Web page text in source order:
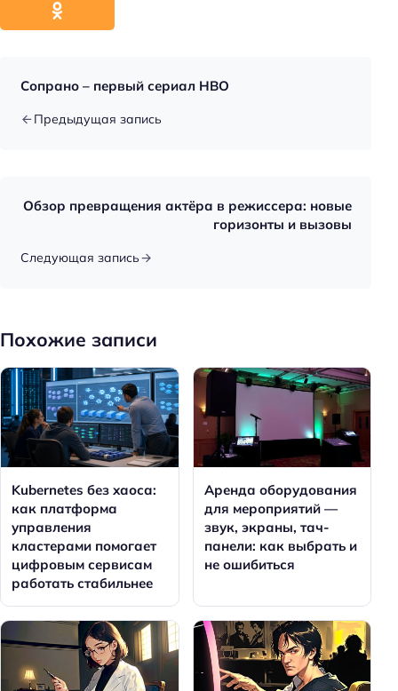
Сопрано – первый сериал HBO
Предыдущая запись
Обзор превращения актёра в режиссера: новые
горизонты и вызовы
Следующая запись
Похожие записи
Kubernetes без хаоса:
как платформа
управления
кластерами помогает
цифровым сервисам
работать стабильнее
Аренда оборудования
для мероприятий —
звук, экраны, тач-
панели: как выбрать и
не ошибиться